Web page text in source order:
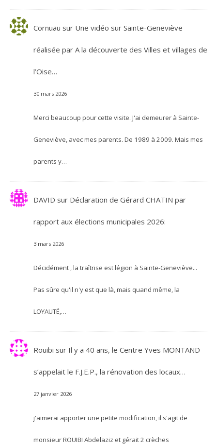
Cornuau sur Une vidéo sur Sainte-Geneviève
réalisée par A la découverte des Villes et villages de
l’Oise…
30 mars 2026
Merci beaucoup pour cette visite. J'ai demeurer à Sainte-
Geneviève, avec mes parents. De 1989 à 2009. Mais mes
parents y…
DAVID sur Déclaration de Gérard CHATIN par
rapport aux élections municipales 2026:
3 mars 2026
Décidément , la traîtrise est légion à Sainte-Geneviève...
Pas sûre qu'il n'y est que là, mais quand même, la
LOYAUTÉ,…
Rouibi sur Il y a 40 ans, le Centre Yves MONTAND
s’appelait le F.J.E.P., la rénovation des locaux…
27 janvier 2026
j'aimerai apporter une petite modification, il s'agit de
monsieur ROUIBI Abdelaziz et gérait 2 crèches